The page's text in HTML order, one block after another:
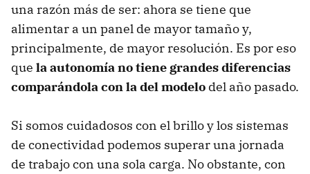
una razón más de ser: ahora se tiene que
alimentar a un panel de mayor tamaño y,
principalmente, de mayor resolución. Es por eso
que la autonomía no tiene grandes diferencias
comparándola con la del modelo del año pasado.
Si somos cuidadosos con el brillo y los sistemas
de conectividad podemos superar una jornada
de trabajo con una sola carga. No obstante, con